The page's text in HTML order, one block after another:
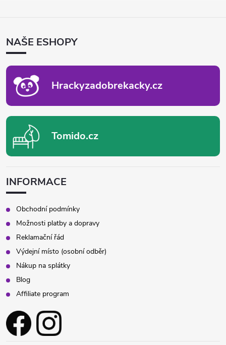
ANAŠE ESHOPY
Hrackyzadobrekacky.cz
Tomido.cz
INFORMACE
Obchodní podmínky
Možnosti platby a dopravy
Reklamační řád
Výdejní místo (osobní odběr)
Nákup na splátky
Blog
Affiliate program